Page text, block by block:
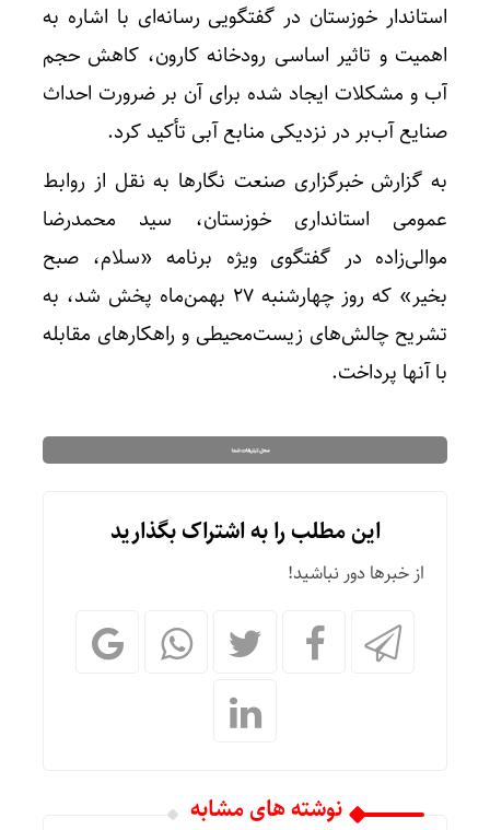
استاندار خوزستان در گفتگویی رسانه‌ای با اشاره به
اهمیت و تاثیر اساسی رودخانه کارون، کاهش حجم
آب و مشکلات ایجاد شده برای آن بر ضرورت احداث
صنایع آب‌بر در نزدیکی منابع آبی تأکید کرد.
به گزارش خبرگزاری صنعت نگارها به نقل از روابط
عمومی استانداری خوزستان، سید محمدرضا
موالی‌زاده در گفتگوی ویژه برنامه «سلام، صبح
بخیر» که روز چهارشنبه ۲۷ بهمن‌ماه پخش شد، به
تشریح چالش‌های زیست‌محیطی و راهکارهای مقابله
با آنها پرداخت.
این مطلب را به اشتراک بگذارید
از خبرها دور نباشید!
نوشته های مشابه